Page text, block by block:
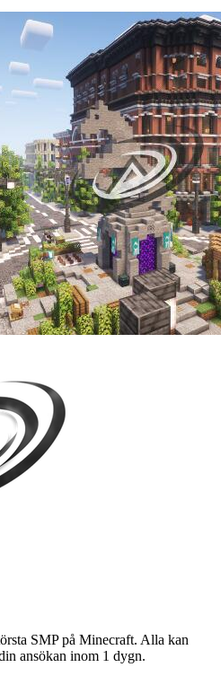
SMP på Minecraft. Alla kan
ansökan inom 1 dygn.